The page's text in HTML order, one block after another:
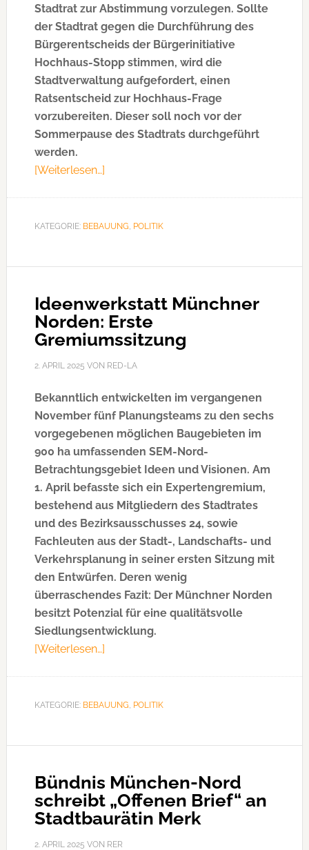
Stadtrat zur Abstimmung vorzulegen. Sollte
der Stadtrat gegen die Durchführung des
Bürgerentscheids der Bürgerinitiative
Hochhaus-Stopp stimmen, wird die
Stadtverwaltung aufgefordert, einen
Ratsentscheid zur Hochhaus-Frage
vorzubereiten. Dieser soll noch vor der
Sommerpause des Stadtrats durchgeführt
werden.
[Weiterlesen…]
stoppen!
KATEGORIE: BEBAUUNG, POLITIK
Ideenwerkstatt Münchner
Norden: Erste
Gremiumssitzung
2. APRIL 2025 VON RED-LA
Bekanntlich entwickelten im vergangenen
November fünf Planungsteams zu den sechs
vorgegebenen möglichen Baugebieten im
900 ha umfassenden SEM-Nord-
Betrachtungsgebiet Ideen und Visionen. Am
1. April befasste sich ein Expertengremium,
bestehend aus Mitgliedern des Stadtrates
und des Bezirksausschusses 24, sowie
Fachleuten aus der Stadt-, Landschafts- und
Verkehrsplanung in seiner ersten Sitzung mit
den Entwürfen. Deren wenig
überraschendes Fazit: Der Münchner Norden
besitzt Potenzial für eine qualitätsvolle
Siedlungsentwicklung.
[Weiterlesen…]
Erste
KATEGORIE: BEBAUUNG, POLITIK
Bündnis München-Nord
schreibt „Offenen Brief“ an
Stadtbaurätin Merk
2. APRIL 2025 VON RER